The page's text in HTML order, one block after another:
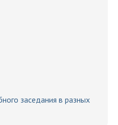
заседания в разных